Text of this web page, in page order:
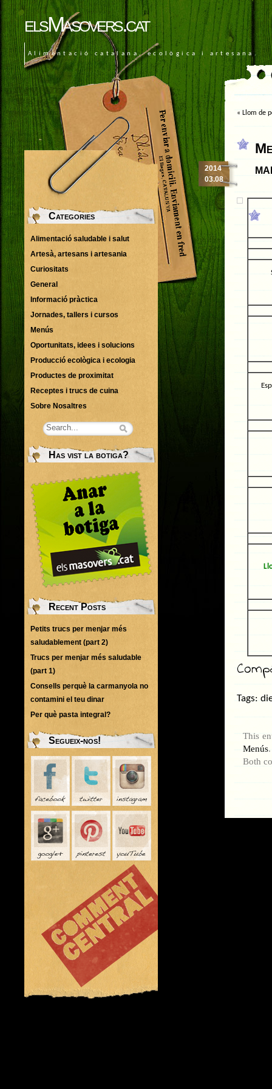
elsMasovers.cat
Alimentació catalana, ecològica i artesana.
« Llom de
2014
03.08
Tags:
This
Menús
Both
Categories
Alimentació saludable i salut
Artesà, artesans i artesania
Curiositats
General
Informació pràctica
Jornades, tallers i cursos
Menús
Oportunitats, idees i solucions
Producció ecològica i ecologia
Productes de proximitat
Receptes i trucs de cuina
Sobre Nosaltres
Has vist la botiga?
Recent Posts
Petits trucs per menjar més
saludablement (part 2)
Trucs per menjar més saludable
(part 1)
Consells perquè la carmanyola no
contamini el teu dinar
Per què pasta integral?
Segueix-nos!